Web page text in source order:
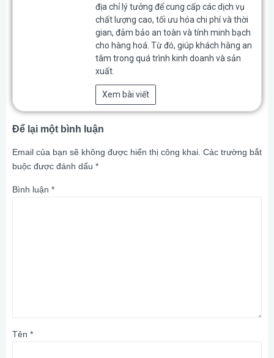
địa chỉ lý tưởng để cung cấp các dịch vụ
chất lượng cao, tối ưu hóa chi phí và thời
gian, đảm bảo an toàn và tính minh bạch
cho hàng hoá. Từ đó, giúp khách hàng an
tâm trong quá trình kinh doanh và sản
xuất.
Xem bài viết
Để lại một bình luận
Email của bạn sẽ không được hiển thị công khai. Các trường bắt
buộc được đánh dấu *
Bình luận *
Tên *